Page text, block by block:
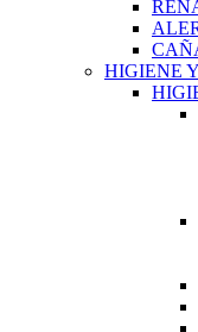
HIGIENE